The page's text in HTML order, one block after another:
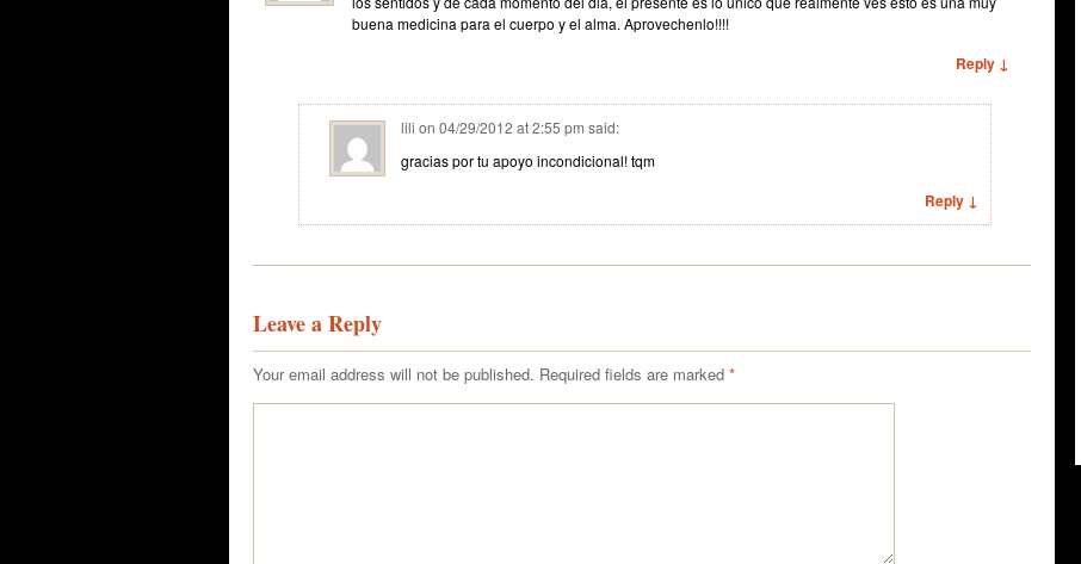
buena medicina para el cuerpo y el alma. Aprovechenlo!!!!
Reply ↓
lili on04/29/2012 at 2:55 pm said:
gracias por tu apoyo incondicional! tqm
Reply ↓
Leave a Reply
Your email address will not be published. Required fields are marked *